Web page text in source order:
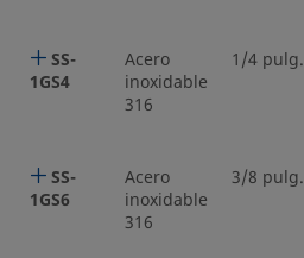
SS-
1GS4
Acero
inoxidable
316
1/4 pulg.
SS-
1GS6
Acero
inoxidable
316
3/8 pulg.